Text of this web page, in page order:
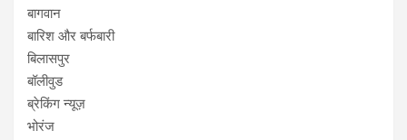
बागवान
बारिश और बर्फबारी
बिलासपुर
बॉलीवुड
ब्रेकिंग न्यूज़
भोरंज